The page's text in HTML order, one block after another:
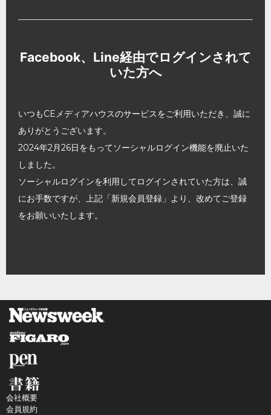
Facebook、Line経由でログインされて
いた方へ
いつもCEメディアハウスのサービスをご利用いただき、誠に
ありがとうございます。
2024年2月26日をもってソーシャルログイン機能を廃止いた
しました。
ソーシャルログインを利用してログインされていた方は、誠
にお手数ですが、上記「新規会員登録」より、改めてご登録
をお願いいたします。
会社概要
会員規約